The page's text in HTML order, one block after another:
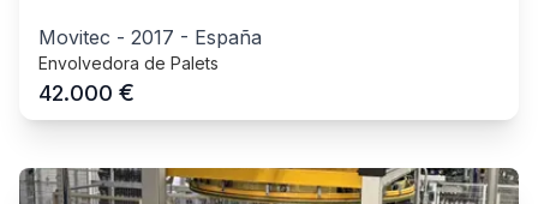
Movitec - 2017 - España
Envolvedora de Palets
42.000 €